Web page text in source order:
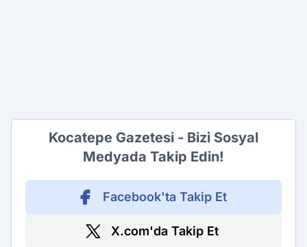
Kocatepe Gazetesi - Bizi Sosyal
Medyada Takip Edin!
Facebook'ta Takip Et
X.com'da Takip Et